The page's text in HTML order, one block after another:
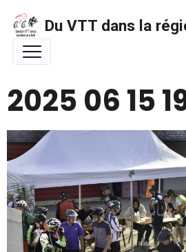
Du VTT dans la
2025 06 15